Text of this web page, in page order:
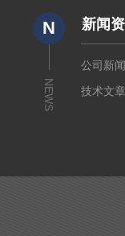
N
NEWS
新闻
公司新
技术文